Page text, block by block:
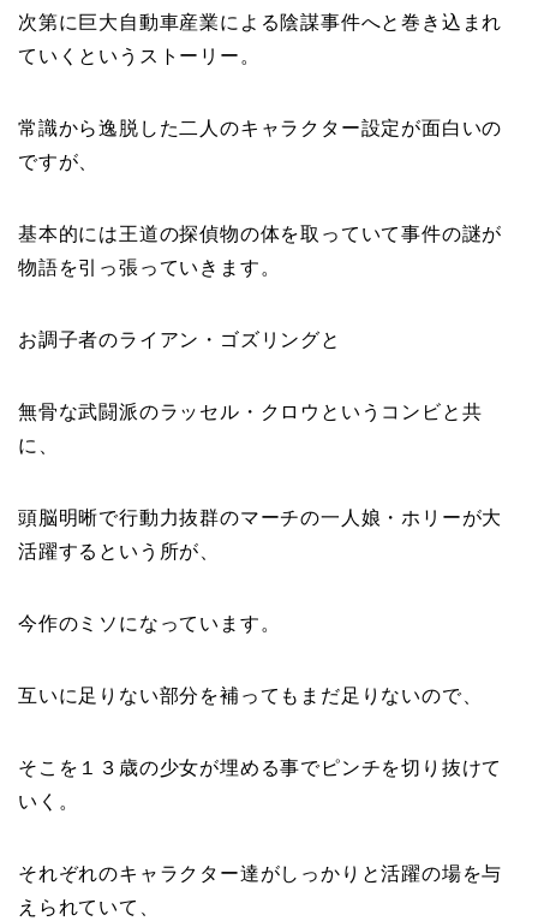
次第に巨大自動車産業による陰謀事件へと巻き込まれ
ていくというストーリー。
常識から逸脱した二人のキャラクター設定が面白いの
ですが、
基本的には王道の探偵物の体を取っていて事件の謎が
物語を引っ張っていきます。
お調子者のライアン・ゴズリングと
無骨な武闘派のラッセル・クロウというコンビと共
に、
頭脳明晰で行動力抜群のマーチの一人娘・ホリーが大
活躍するという所が、
今作のミソになっています。
互いに足りない部分を補ってもまだ足りないので、
そこを１３歳の少女が埋める事でピンチを切り抜けて
いく。
それぞれのキャラクター達がしっかりと活躍の場を与
えられていて、